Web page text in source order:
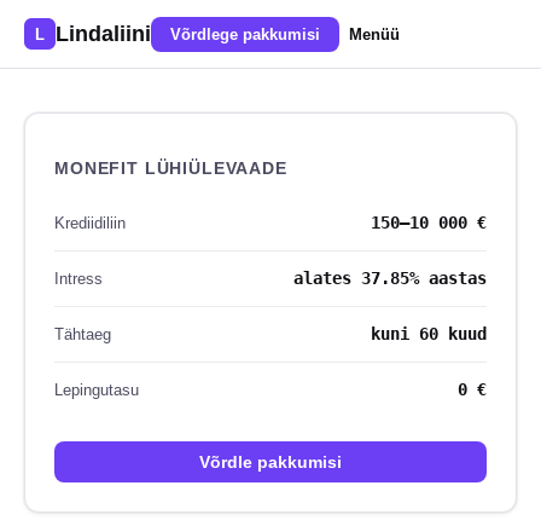
L Lindaliini Võrdlege pakkumisi Menüü
MONEFIT LÜHIÜLEVAADE
Krediidiliin 150–10 000 €
Intress alates 37.85% aastas
Tähtaeg kuni 60 kuud
Lepingutasu 0 €
Võrdle pakkumisi